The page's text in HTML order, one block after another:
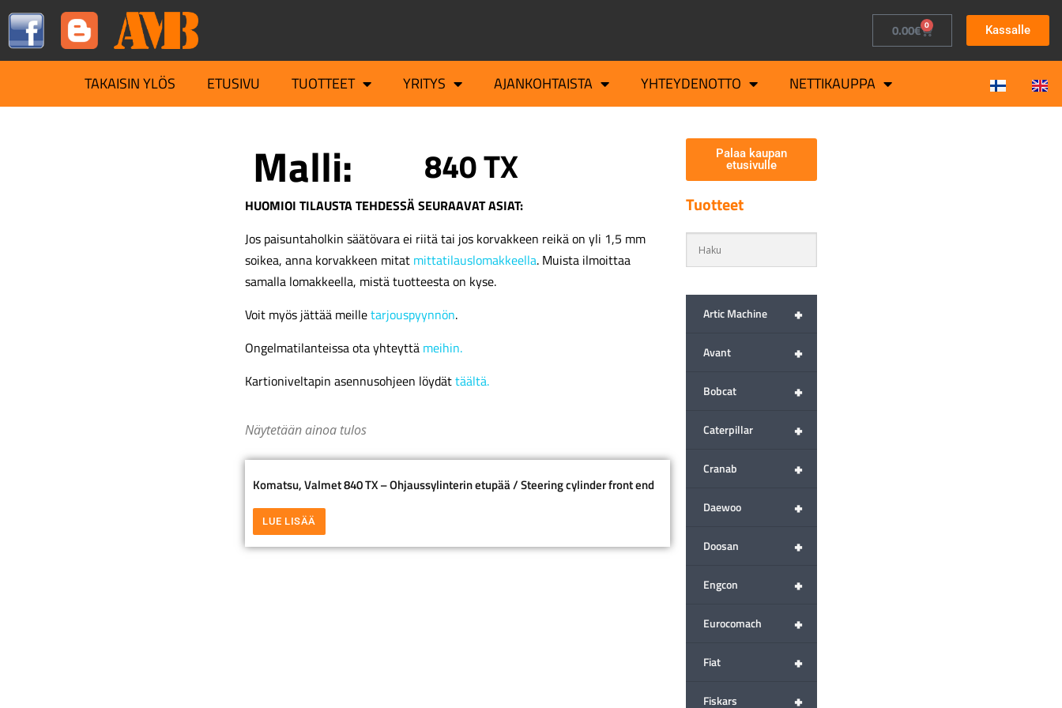
0.00€ 0 Kassalle
TAKAISIN YLÖS ETUSIVU TUOTTEET YRITYS AJANKOHTAISTA YHTEYDENOTTO NETTIKAUPPA
Malli: 840 TX
HUOMIOI TILAUSTA TEHDESSÄ SEURAAVAT ASIAT:
Jos paisuntaholkin säätövara ei riitä tai jos korvakkeen reikä on yli 1,5 mm
soikea, anna korvakkeen mitat mittatilauslomakkeella. Muista ilmoittaa
samalla lomakkeella, mistä tuotteesta on kyse.
Voit myös jättää meilletarjouspyynnön.
Ongelmatilanteissa ota yhteyttä meihin.
Kartioniveltapin asennusohjeen löydättäältä.
Näytetään ainoa tulos
Komatsu, Valmet 840 TX – Ohjaussylinterin etupää / Steering cylinder front end
LUE LISÄÄ
Palaa kaupan
etusivulle
Tuotteet
+
Artic Machine
+
Avant
+
Bobcat
+
Caterpillar
+
Cranab
+
Daewoo
+
Doosan
+
Engcon
+
Eurocomach
+
Fiat
+
Fiskars